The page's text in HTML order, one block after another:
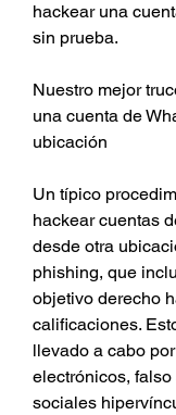
hackear una
sin prueba.
Nuestro mejor
una cuenta de
ubicación
Un típico
hackear cuentas
desde otra
phishing, que
objetivo derecho
calificaciones.
llevado a cabo
electrónicos,
sociales